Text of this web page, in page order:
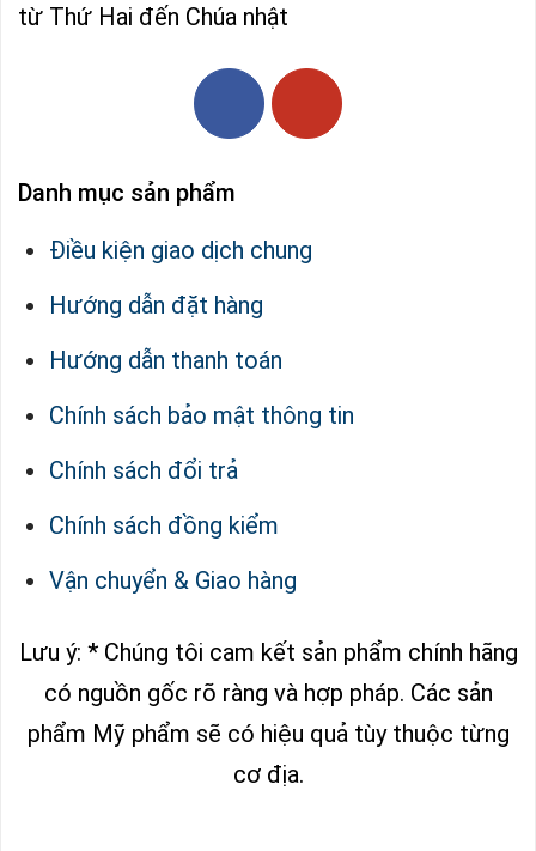
từ Thứ Hai đến Chúa nhật
Danh mục sản phẩm
Điều kiện giao dịch chung
Hướng dẫn đặt hàng
Hướng dẫn thanh toán
Chính sách bảo mật thông tin
Chính sách đổi trả
Chính sách đồng kiểm
Vận chuyển & Giao hàng
Lưu ý: * Chúng tôi cam kết sản phẩm chính hãng
có nguồn gốc rõ ràng và hợp pháp. Các sản
phẩm Mỹ phẩm sẽ có hiệu quả tùy thuộc từng
cơ địa.